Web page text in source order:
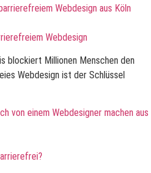
Webdesign
blockiert Millionen Menschen den
Webdesign ist der Schlüssel